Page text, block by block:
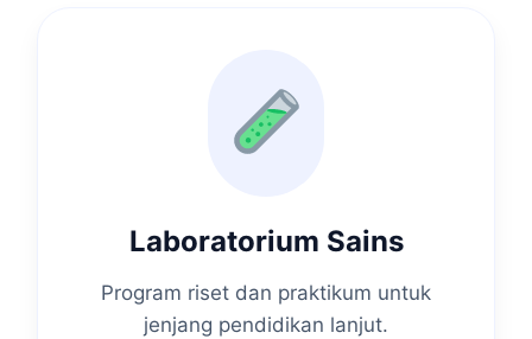
Laboratorium Sains
Program riset dan praktikum untuk
jenjang pendidikan lanjut.